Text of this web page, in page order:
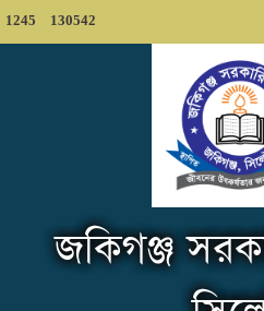
1245 130542
জকিগঞ্জ